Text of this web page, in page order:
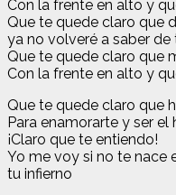
Con la frente en alto y
Que te quede claro que
ya no volveré a saber de
Que te quede claro que
Con la frente en alto y
Que te quede claro que
Para enamorarte y ser
¡Claro que te entiendo!
Yo me voy si no te nace
tu infierno